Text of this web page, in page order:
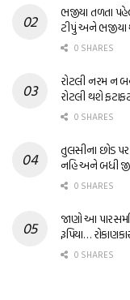
ભજીયા તળતા
ટીપું અને
0 SHARES
રોટલી નરમ ન
રોટલી થશે
0 SHARES
તુલસીના છોડ
નહિ અને બધી
0 SHARES
જાણો આ
રૂપિયા…
0 SHARES